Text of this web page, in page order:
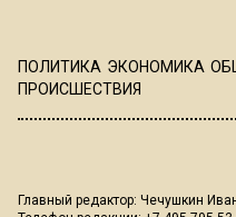
ПОЛИТИКА ЭКОНОМИКА
ПРОИСШЕСТВИЯ
Главный редактор: Чечушкин